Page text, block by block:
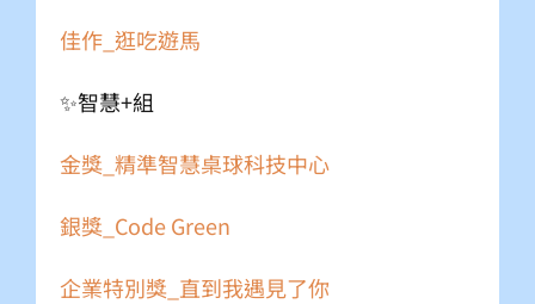
佳作_逛吃遊馬
✨智慧+組
金獎_精準智慧桌球科技中心
銀獎_Code Green
企業特別獎_直到我遇見了你